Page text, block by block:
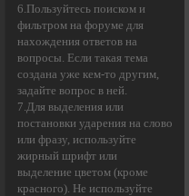
6.Пользуйтесь поиском и
фильтром на форуме для
нахождения ответов на
вопросы. Если такая тема
создана уже кем-то другим,
задайте вопрос в ней.
7.Для выделения или
постановки ударения на слово
или фразу, используйте
жирный шрифт или
выделение цветом (кроме
красного). Не используйте